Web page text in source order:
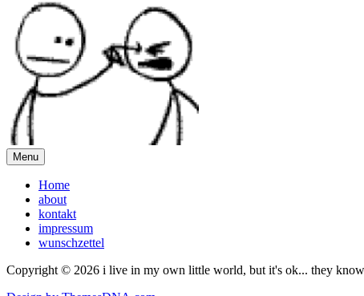
Menu
Home
about
kontakt
impressum
wunschzettel
Copyright © 2026 i live in my own little world, but it's ok... they